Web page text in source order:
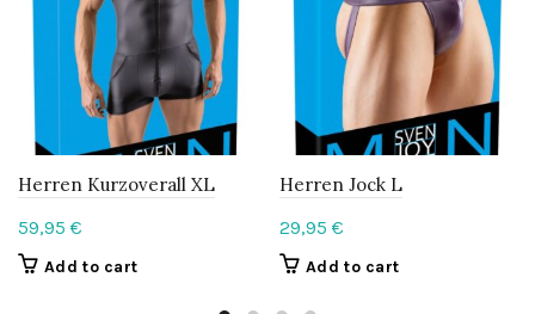
Herren Kurzoverall XL
59,95 €
Add to cart
Herren Jock L
29,95 €
Add to cart